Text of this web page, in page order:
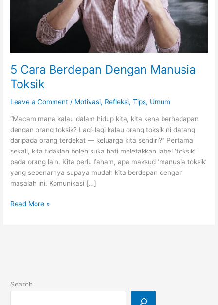
5 Cara Berdepan Dengan Manusia
Toksik
Leave a Comment / Motivasi, Refleksi,Tips, Umum
“Macam mana kalau dalam hidup kita, kita kena berhadapan
dengan orang toksik? Lagi-lagi kalau orang toksik ni datang
daripada orang terdekat — keluarga kita sendiri?” Pertama
sekali, kita tidaklah boleh suka hati meletakkan label ‘toksik’
pada orang lain. Kita perlu faham, apa maksud ‘manusia toksik’
yang sebenarnya supaya mudah kita berdepan dengan
masalah ini. Komunikasi […]
5
Read More »
Search